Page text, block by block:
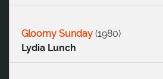
Gloomy Sunday (1980)
Lydia Lunch